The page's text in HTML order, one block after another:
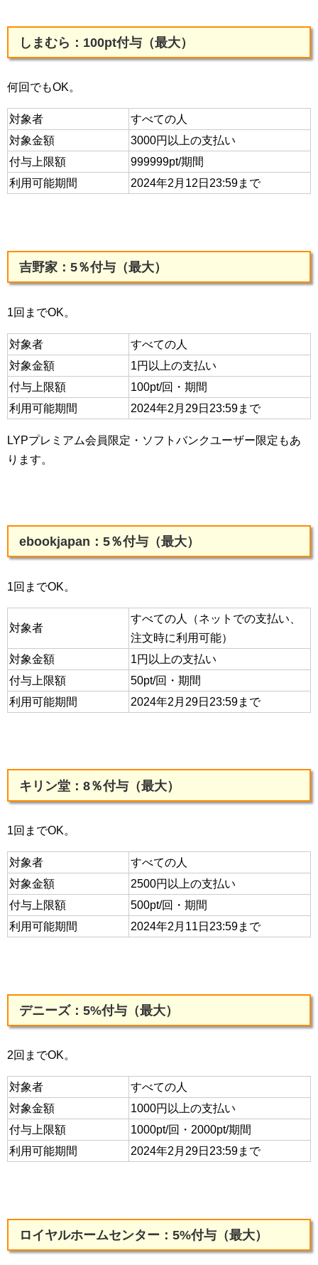
しまむら：100pt付与（最大）
何回でもOK。
対象者
すべての人
対象金額
3000円以上の支払い
付与上限額
999999pt/期間
利用可能期間
2024年2月12日23:59まで
吉野家：5％付与（最大）
1回までOK。
対象者
すべての人
対象金額
1円以上の支払い
付与上限額
100pt/回・期間
利用可能期間
2024年2月29日23:59まで
LYPプレミアム会員限定・ソフトバンクユーザー限定もあ
ります。
ebookjapan：5％付与（最大）
1回までOK。
対象者
すべての人（ネットでの支払い、
注文時に利用可能）
対象金額
1円以上の支払い
付与上限額
50pt/回・期間
利用可能期間
2024年2月29日23:59まで
キリン堂：8％付与（最大）
1回までOK。
対象者
すべての人
対象金額
2500円以上の支払い
付与上限額
500pt/回・期間
利用可能期間
2024年2月11日23:59まで
デニーズ：5%付与（最大）
2回までOK。
対象者
すべての人
対象金額
1000円以上の支払い
付与上限額
1000pt/回・2000pt/期間
利用可能期間
2024年2月29日23:59まで
ロイヤルホームセンター：5%付与（最大）